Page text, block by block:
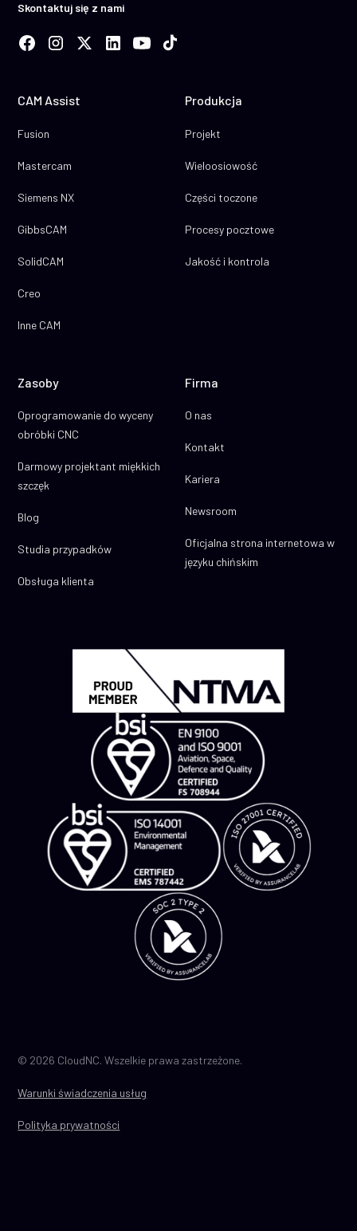
Skontaktuj się z nami
CAM Assist
Fusion
Mastercam
Siemens NX
GibbsCAM
SolidCAM
Creo
Inne CAM
Produkcja
Projekt
Wieloosiowość
Części toczone
Procesy pocztowe
Jakość i kontrola
Zasoby
Oprogramowanie do wyceny
obróbki CNC
Darmowy projektant miękkich
szczęk
Blog
Studia przypadków
Obsługa klienta
Firma
O nas
Kontakt
Kariera
Newsroom
Oficjalna strona internetowa w
języku chińskim
Warunki świadczenia usług
Polityka prywatności
© 2026 CloudNC. Wszelkie prawa zastrzeżone.